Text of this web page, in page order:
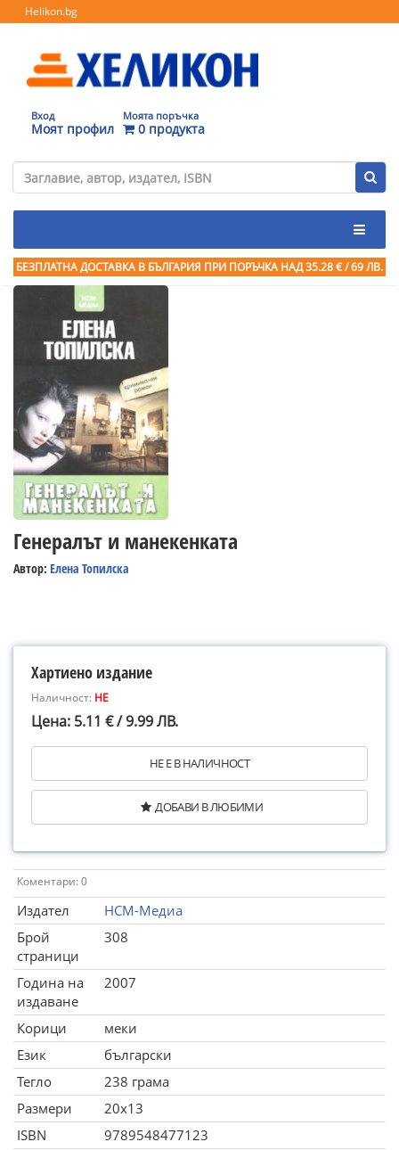
Helikon.bg
Вход
Моят профил
Моята поръчка
0 продукта
БЕЗПЛАТНА ДОСТАВКА В БЪЛГАРИЯ ПРИ ПОРЪЧКА НАД 35.28 € / 69 ЛВ.
Генералът и манекенката
Автор: Елена Топилска
Хартиено издание
Наличност: НЕ
Цена: 5.11 € / 9.99 ЛВ.
НЕ Е В НАЛИЧНОСТ
ДОБАВИ В ЛЮБИМИ
Коментари: 0
Издател
НСМ-Медиа
Брой
страници
308
Година на
издаване
2007
Корици
меки
Език
български
Тегло
238 грама
Размери
20x13
ISBN
9789548477123